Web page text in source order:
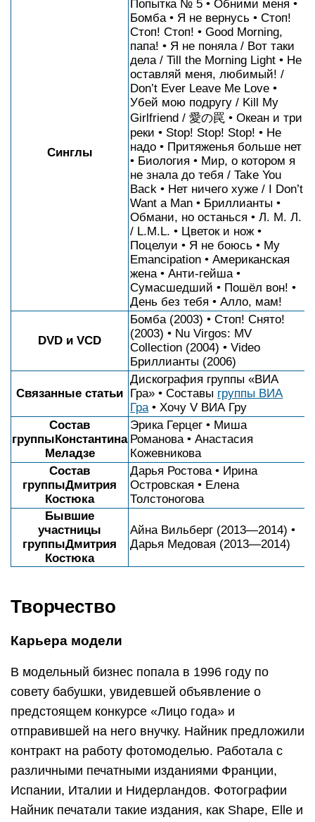
Синглы
Попытка № 5 • Обними меня •
Бомба • Я не вернусь • Стоп!
Стоп! Стоп! • Good Morning,
папа! • Я не поняла / Вот таки
дела / Till the Morning Light • Не
оставляй меня, любимый! /
Don’t Ever Leave Me Love •
Убей мою подругу / Kill My
Girlfriend / 愛の罠 • Океан и три
реки • Stop! Stop! Stop! • Не
надо • Притяженья больше нет
• Биология • Мир, о котором я
не знала до тебя / Take You
Back • Нет ничего хуже / I Don’t
Want a Man • Бриллианты •
Обмани, но останься • Л. М. Л.
/ L.M.L. • Цветок и нож •
Поцелуи • Я не боюсь • My
Emancipation • Американская
жена • Анти-гейша •
Сумасшедший • Пошёл вон! •
День без тебя • Алло, мам!
DVD и VCD
Бомба (2003) • Стоп! Снято!
(2003) • Nu Virgos: MV
Collection (2004) • Video
Бриллианты (2006)
Связанные статьи
Дискография группы «ВИА
Гра» • Составы группы ВИА
Гра• Хочу V ВИА Гру
Состав
группыКонстантина
Меладзе
Эрика Герцег • Миша
Романова • Анастасия
Кожевникова
Состав
группыДмитрия
Костюка
Дарья Ростова • Ирина
Островская • Елена
Толстоногова
Бывшие
участницы
группыДмитрия
Костюка
Айна Вильберг (2013—2014) •
Дарья Медовая (2013—2014)
Творчество
Карьера модели
В модельный бизнес попала в 1996 году по
совету бабушки, увидевшей объявление о
предстоящем конкурсе «Лицо года» и
отправившей на него внучку. Найник предложили
контракт на работу фотомоделью. Работала с
различными печатными изданиями Франции,
Испании, Италии и Нидерландов. Фотографии
Найник печатали такие издания, как Shape, Elle и